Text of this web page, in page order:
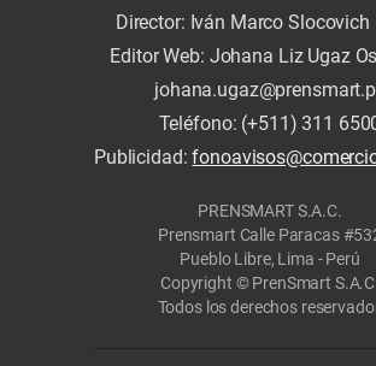
Director: Iván Marco Slocovich
Editor Web: Johana Liz Ugaz
Teléfono: (+511) 311
Publicidad:
PRENSMART S.A.C.
Prensmart Calle Paracas
Pueblo Libre, Lima - Perú
Copyright © PrenSmart S.A.C.
Todos los derechos